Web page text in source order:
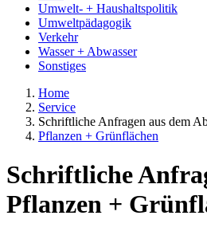
Umwelt- + Haushaltspolitik
Umweltpädagogik
Verkehr
Wasser + Abwasser
Sonstiges
Home
Service
Schriftliche Anfragen aus dem
Pflanzen + Grünflächen
Schriftliche
Pflanzen +